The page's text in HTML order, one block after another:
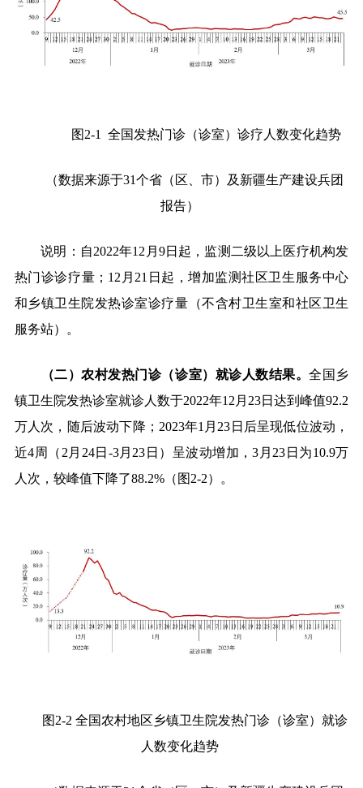
图2-1 全国发热门诊（诊室）诊疗人数变化趋势
（数据来源于31个省（区、市）及新疆生产建设兵团
报告）
说明：自2022年12 月 9日起，监测二级以上医疗机构发
热门诊诊疗量； 12 月 21 日起，增加监测社区卫生服务中心
和乡镇卫生院发热诊室诊疗量（不含村卫生室和社区卫生
服务站）。
（二）农村发热门诊（诊室）就诊人数结果。全国乡
镇卫生院发热诊室就诊人数于2022年12 月 23日达到峰值92.2
万人次，随后波动下降； 2023年1 月 23 日后呈现低位波动，
近4周（ 2 月 24日 -3月 23 日）呈波动增加，3 月 23 日为10.9万
人次，较峰值下降了88.2%（图2-2） 。
图2-2 全国农村地区乡镇卫生院发热门诊（诊室）就诊
人数变化趋势